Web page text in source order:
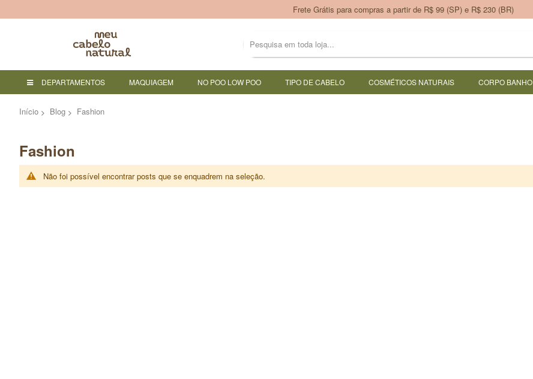
Frete Grátis para compras a partir de R$ 99 (SP) e R$ 230 (BR)
DEPARTAMENTOS MAQUIAGEM NO POO LOW POO TIPO DE CABELO COSMÉTICOS NATURAIS CORPO BANHO
Início Blog Fashion
Fashion
Não foi possível encontrar posts que se enquadrem na seleção.